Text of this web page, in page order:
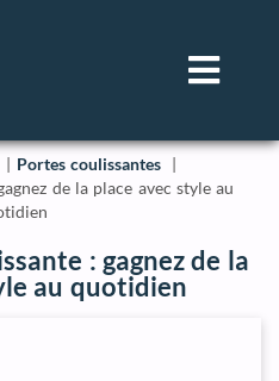
Portes coulissantes
de la place avec style au
: gagnez de la
au quotidien